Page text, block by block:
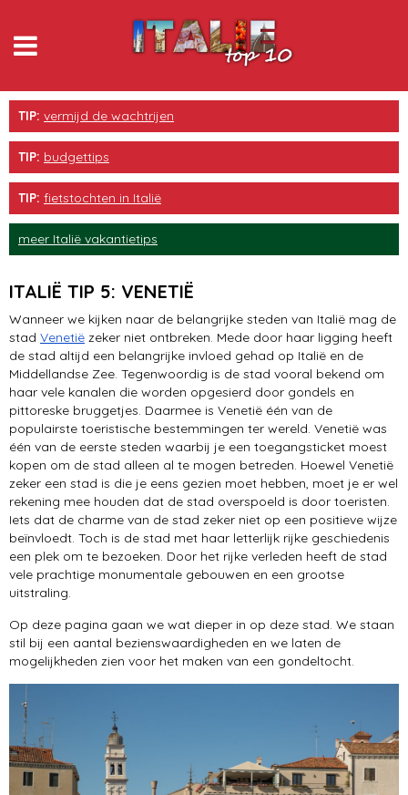
Rome
Toscane
eten & drinken
Sicilië
Gardameer
Milaan
Cinque Terre
Pompeï
steden
TIP: vermijd de wachtrijen
TIP: budgettips
TIP: fietstochten in Italië
meer Italië vakantietips
ITALIË TIP 5: VENETIË
Wanneer we kijken naar de belangrijke steden van Italië mag de
stad Venetië zeker niet ontbreken. Mede door haar ligging heeft
de stad altijd een belangrijke invloed gehad op Italië en de
Middellandse Zee. Tegenwoordig is de stad vooral bekend om
haar vele kanalen die worden opgesierd door gondels en
pittoreske bruggetjes. Daarmee is Venetië één van de
populairste toeristische bestemmingen ter wereld. Venetië was
één van de eerste steden waarbij je een toegangsticket moest
kopen om de stad alleen al te mogen betreden. Hoewel Venetië
zeker een stad is die je eens gezien moet hebben, moet je er wel
rekening mee houden dat de stad overspoeld is door toeristen.
Iets dat de charme van de stad zeker niet op een positieve wijze
beïnvloedt. Toch is de stad met haar letterlijk rijke geschiedenis
een plek om te bezoeken. Door het rijke verleden heeft de stad
vele prachtige monumentale gebouwen en een grootse
uitstraling.
Op deze pagina gaan we wat dieper in op deze stad. We staan
stil bij een aantal bezienswaardigheden en we laten de
mogelijkheden zien voor het maken van een gondeltocht.